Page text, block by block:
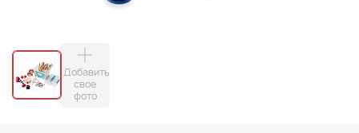
Добавить
свое
фото